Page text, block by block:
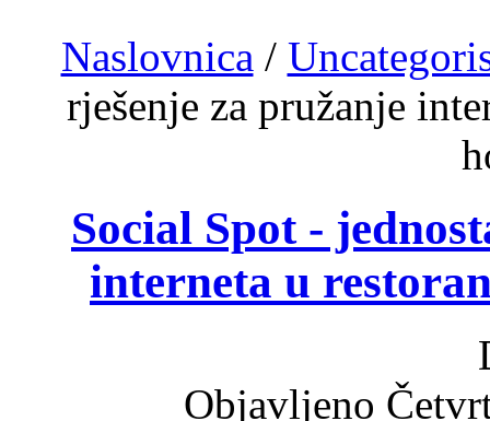
Naslovnica /
rješenje za pružanje
Social Spot -
interneta u
Objavljeno